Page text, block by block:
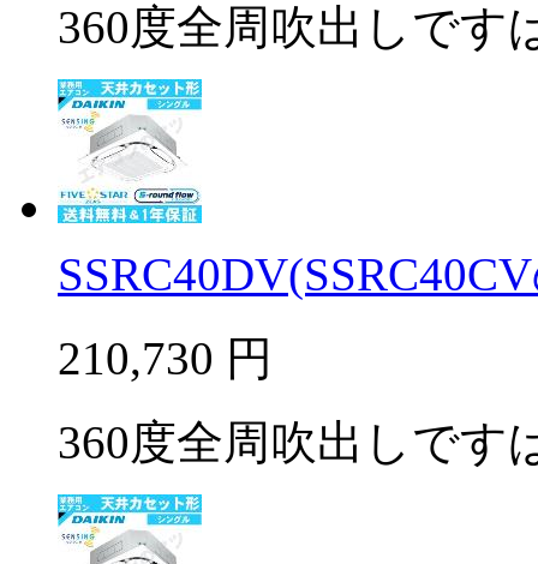
360度全周吹出しです
210,730 円
360度全周吹出しです